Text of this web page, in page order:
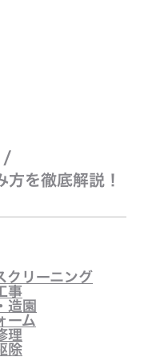
/
を徹底解説！
クリーニング
事
造園
ーム
理
除